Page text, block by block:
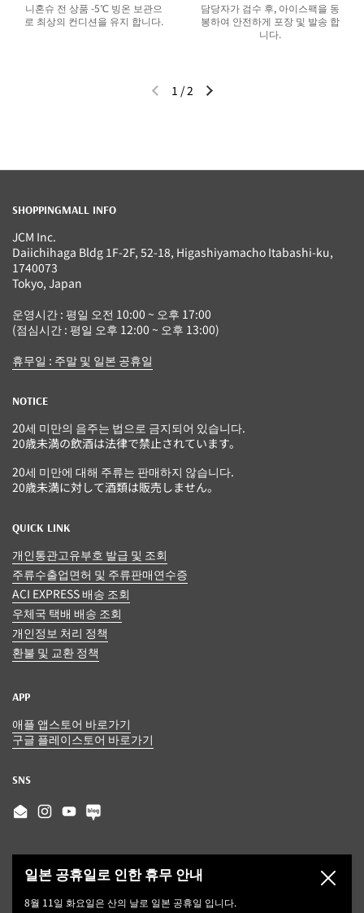
니혼슈 전 상품 -5℃ 빙온 보관으
로 최상의 컨디션을 유지 합니다.
담당자가 검수 후, 아이스팩을 동
봉하여 안전하게 포장 및 발송 합
니다.
이전 슬라이드다음 슬라이드
1 /2
SHOPPINGMALL INFO
JCM Inc.
Daiichihaga Bldg 1F-2F, 52-18, Higashiyamacho Itabashi-ku,
1740073
Tokyo, Japan
운영시간 : 평일 오전 10:00 ~ 오후 17:00
(점심시간 : 평일 오후 12:00 ~ 오후 13:00)
휴무일 : 주말 및 일본 공휴일
NOTICE
20세 미만의 음주는 법으로 금지되어 있습니다.
20歳未満の飲酒は法律で禁止されています。
20세 미만에 대해 주류는 판매하지 않습니다.
20歳未満に対して酒類は販売しません。
QUICK LINK
개인통관고유부호 발급 및 조회
주류수출업면허 및 주류판매연수증
ACI EXPRESS 배송 조회
우체국 택배 배송 조회
개인정보 처리 정책
환불 및 교환 정책
APP
애플 앱스토어 바로가기
구글 플레이스토어 바로가기
SNS
EmailInstagram
YouTube
일본 공휴일로 인한 휴무 안내
8월 11일 화요일은 산의 날로 일본 공휴일 입니다.
닫기